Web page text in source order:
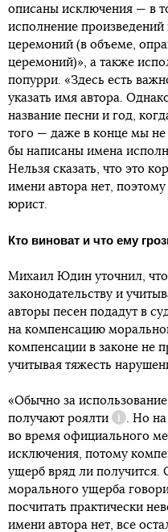
описаны исключения — в
исполнение
церемоний (в объеме,
церемоний)», а также
попурри. «Здесь есть
указать имя автора.
название песни и год,
того — даже в конце мы
бы написаны имена
Нельзя сказать, что это
имени автора нет,
юрист.
Кто виноват и что ему
Михаил Юдин уточнил,
законодательству и
авторы песен подадут в
на компенсацию
компенсации в законе не
учитывая тяжесть
«Обычно за
получают роялти
Справка
. Но
во время официального
исключения, потому
ущерб вряд ли получится.
морального ущерба
посчитать практически
имени автора нет, все